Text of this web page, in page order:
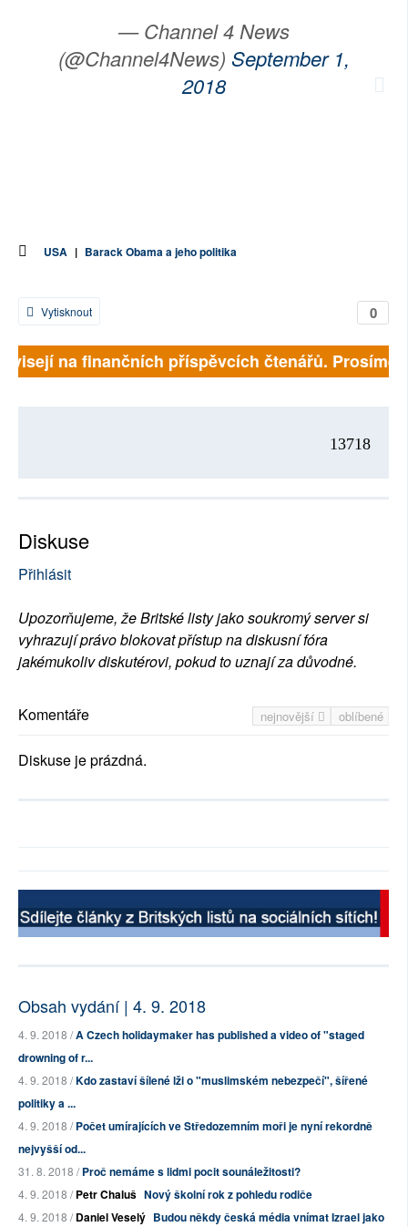
— Channel 4 News
(@Channel4News) September 1,
2018
USA | Barack Obama a jeho politika
0
Vytisknout
na finančních příspěvcích čtenářů. Prosíme,
13718
Diskuse
Přihlásit
Upozorňujeme, že Britské listy jako soukromý server si
vyhrazují právo blokovat přístup na diskusní fóra
jakémukoliv diskutérovi, pokud to uznají za důvodné.
nejnovější oblíbené
Komentáře
Diskuse je prázdná.
Obsah vydání | 4. 9. 2018
4. 9. 2018 /A Czech holidaymaker has published a video of "staged
drowning of r...
4. 9. 2018 /Kdo zastaví šílené lži o "muslimském nebezpečí", šířené
politiky a ...
4. 9. 2018 /Počet umírajících ve Středozemním moři je nyní rekordně
nejvyšší od...
31. 8. 2018 /Proč nemáme s lidmi pocit sounáležitosti?
4. 9. 2018 /Petr Chaluš Nový školní rok z pohledu rodiče
4. 9. 2018 /Daniel Veselý Budou někdy česká média vnímat Izrael jako